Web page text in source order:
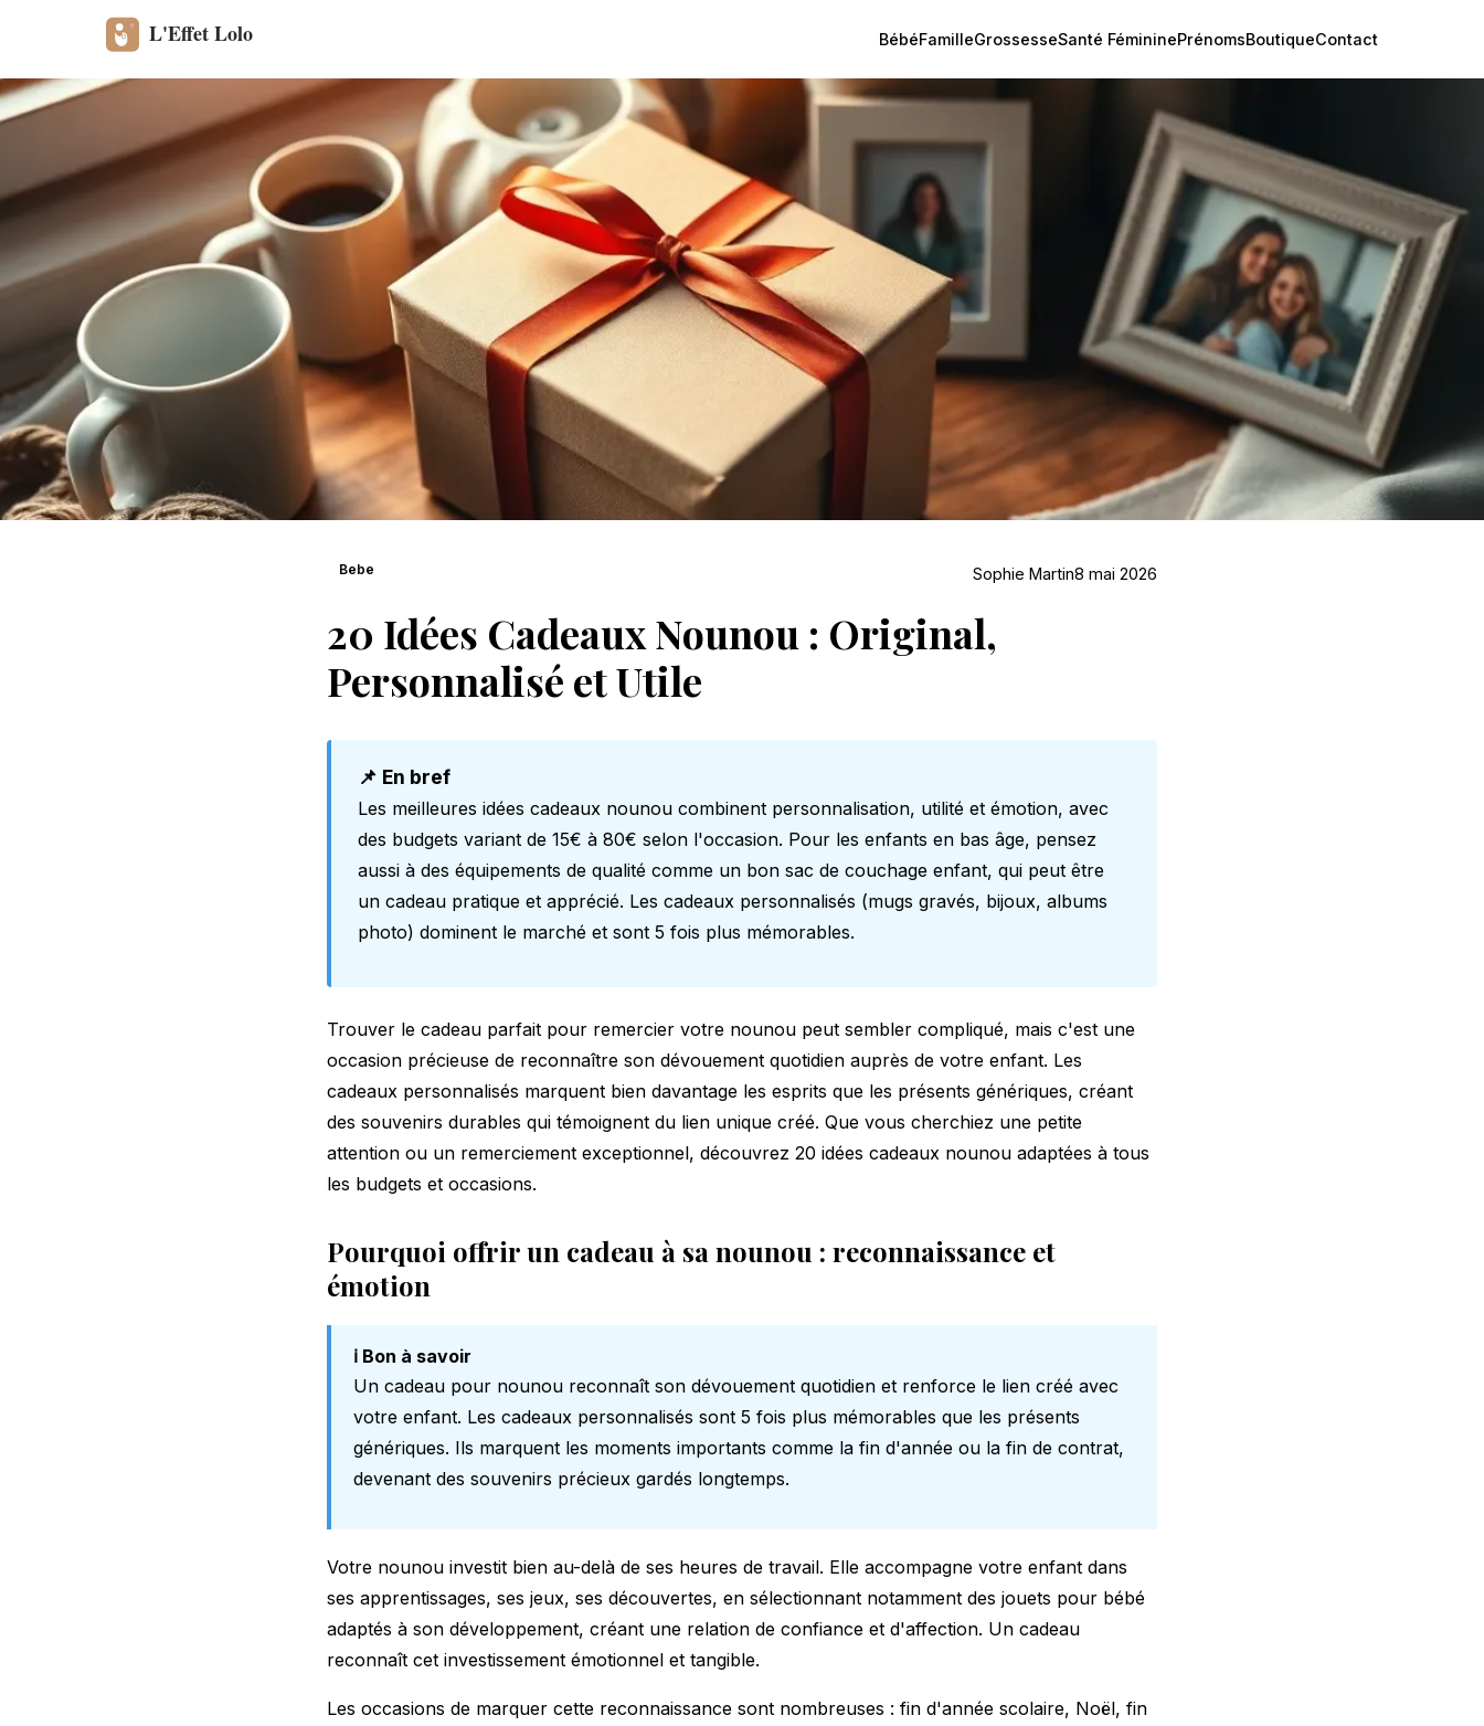
BébéFamilleGrossesseSanté FémininePrénomsBoutiqueContact
Bebe Sophie Martin8 mai 2026
20 Idées Cadeaux Nounou : Original,
Personnalisé et Utile
📌 En bref
Les meilleures idées cadeaux nounou combinent personnalisation, utilité et émotion, avec
des budgets variant de 15€ à 80€ selon l'occasion. Pour les enfants en bas âge, pensez
aussi à des équipements de qualité comme un bon sac de couchage enfant, qui peut être
un cadeau pratique et apprécié. Les cadeaux personnalisés (mugs gravés, bijoux, albums
photo) dominent le marché et sont 5 fois plus mémorables.
Trouver le cadeau parfait pour remercier votre nounou peut sembler compliqué, mais c'est une
occasion précieuse de reconnaître son dévouement quotidien auprès de votre enfant. Les
cadeaux personnalisés marquent bien davantage les esprits que les présents génériques, créant
des souvenirs durables qui témoignent du lien unique créé. Que vous cherchiez une petite
attention ou un remerciement exceptionnel, découvrez 20 idées cadeaux nounou adaptées à tous
les budgets et occasions.
Pourquoi offrir un cadeau à sa nounou : reconnaissance et
émotion
ℹ️ Bon à savoir
Un cadeau pour nounou reconnaît son dévouement quotidien et renforce le lien créé avec
votre enfant. Les cadeaux personnalisés sont 5 fois plus mémorables que les présents
génériques. Ils marquent les moments importants comme la fin d'année ou la fin de contrat,
devenant des souvenirs précieux gardés longtemps.
Votre nounou investit bien au-delà de ses heures de travail. Elle accompagne votre enfant dans
ses apprentissages, ses jeux, ses découvertes, en sélectionnant notamment des jouets pour bébé
adaptés à son développement, créant une relation de confiance et d'affection. Un cadeau
reconnaît cet investissement émotionnel et tangible.
Les occasions de marquer cette reconnaissance sont nombreuses : fin d'année scolaire, Noël, fin